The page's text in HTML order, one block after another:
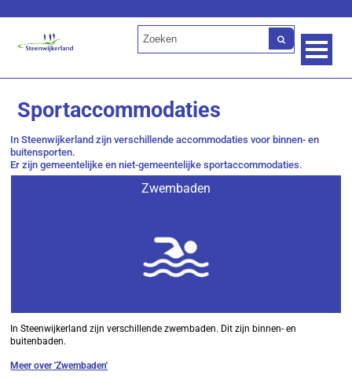
Sportaccommodaties
In Steenwijkerland zijn verschillende accommodaties voor binnen- en
buitensporten.
Er zijn gemeentelijke en niet-gemeentelijke sportaccommodaties.
Zwembaden
In Steenwijkerland zijn verschillende zwembaden. Dit zijn binnen- en
buitenbaden.
Meer over 'Zwembaden'